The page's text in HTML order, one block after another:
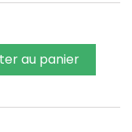
au panier